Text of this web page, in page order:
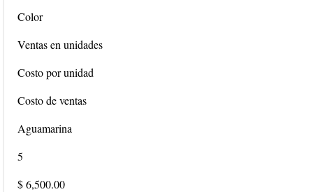
Color
Ventas en unidades
Costo por unidad
Costo de ventas
Aguamarina
5
$ 6,500.00